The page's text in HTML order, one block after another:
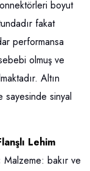
boyut
fakat
performansa
olmuş ve
Altın
sayesinde sinyal
Lehim
Malzeme: bakır ve